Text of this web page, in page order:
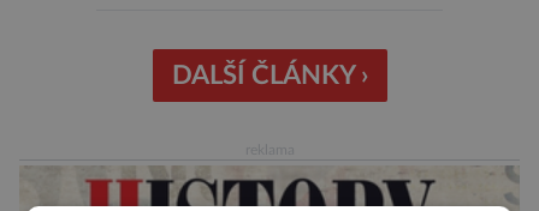
Měření provedená přístrojem Sherloc,
umístěném na roveru Perseverance,
výchozů, což jsou vyhaslé podzemní lávové
proudy vystupující na povrch, sopky […]
DALŠÍ ČLÁNKY ›